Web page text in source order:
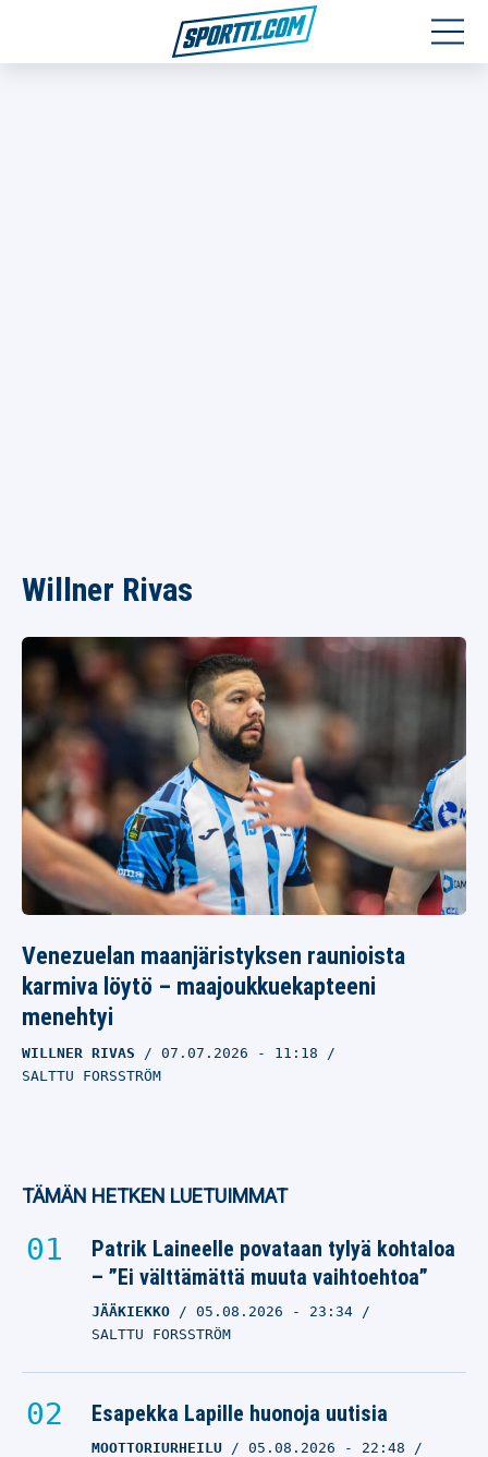
Willner Rivas
Venezuelan maanjäristyksen raunioista
karmiva löytö – maajoukkuekapteeni
menehtyi
WILLNER RIVAS 07.07.2026 - 11:18
SALTTU FORSSTRÖM
TÄMÄN HETKEN LUETUIMMAT
Patrik Laineelle povataan tylyä kohtaloa
– ”Ei välttämättä muuta vaihtoehtoa”
JÄÄKIEKKO 05.08.2026 - 23:34
SALTTU FORSSTRÖM
Esapekka Lapille huonoja uutisia
MOOTTORIURHEILU 05.08.2026 - 22:48